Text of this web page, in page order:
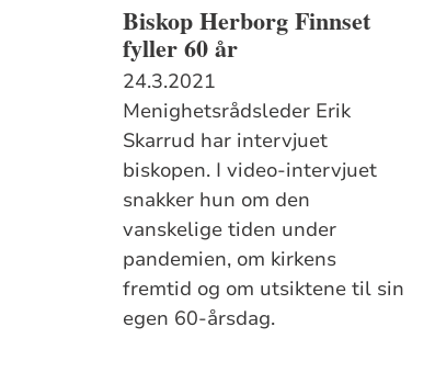
Biskop Herborg Finnset
fyller 60 år
24.3.2021
Menighetsrådsleder Erik
Skarrud har intervjuet
biskopen. I video-intervjuet
snakker hun om den
vanskelige tiden under
pandemien, om kirkens
fremtid og om utsiktene til sin
egen 60-årsdag.